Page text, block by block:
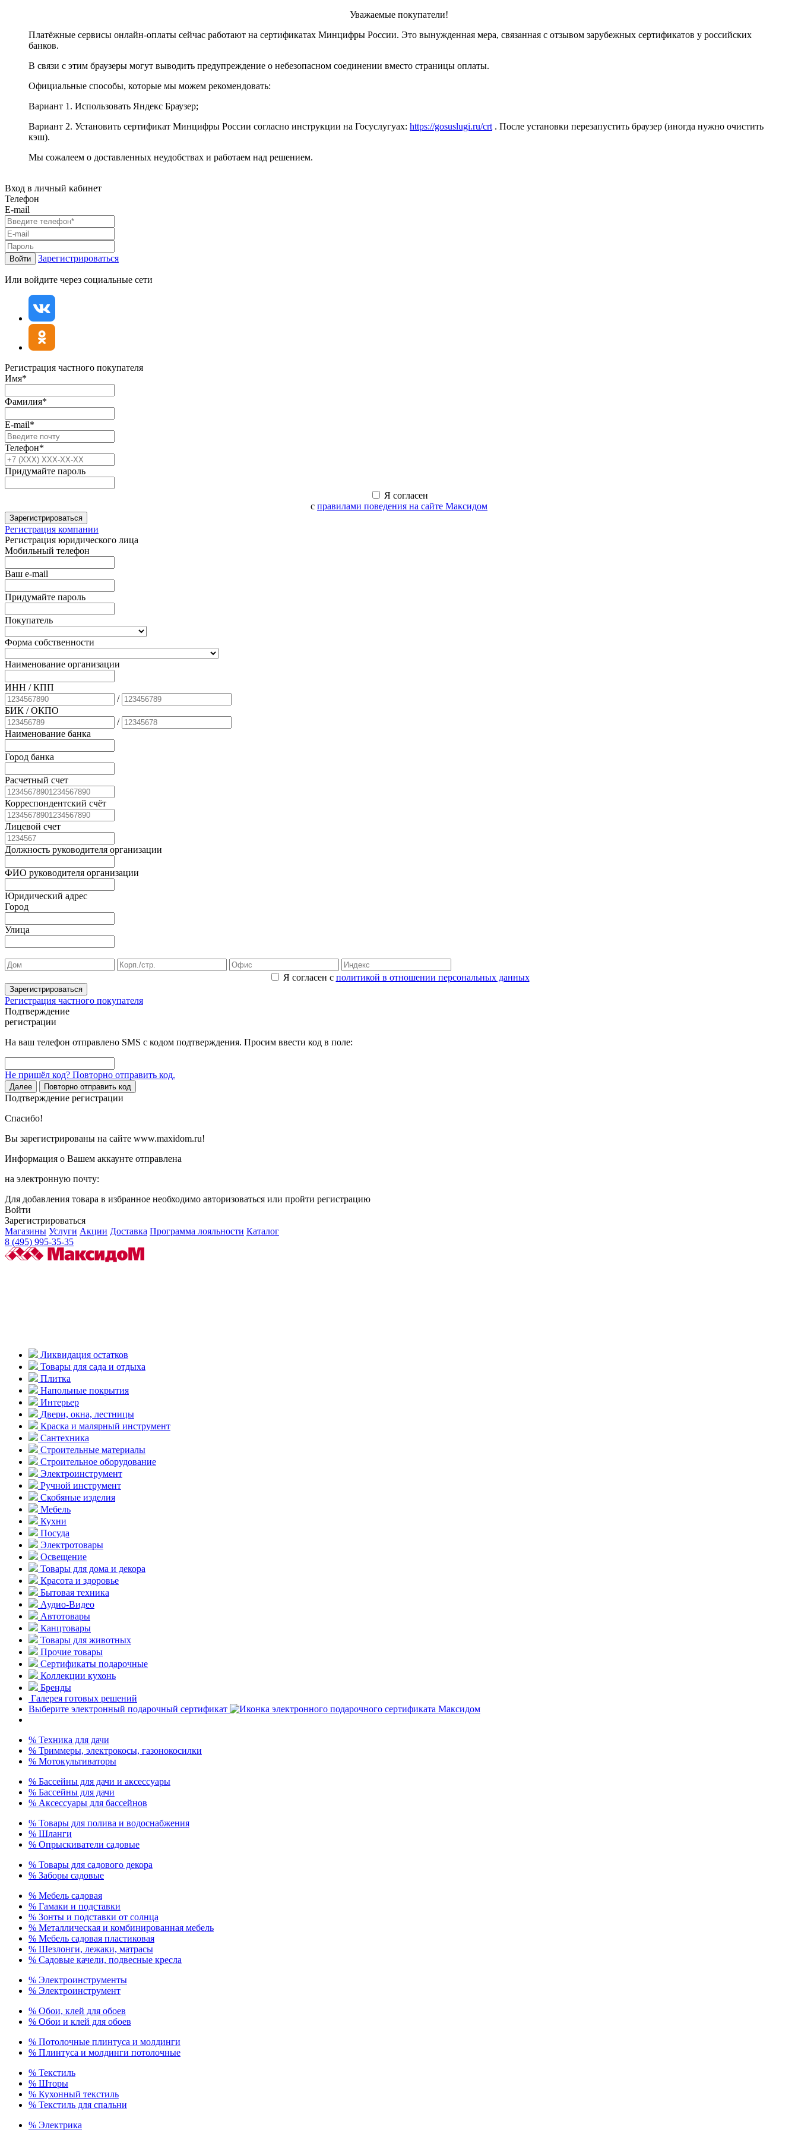
Уважаемые покупатели!
Платёжные сервисы онлайн-оплаты сейчас работают на сертификатах Минцифры России. Это вынужденная мера, связанная с отзывом зарубежных сертификатов у российских
банков.
В связи с этим браузеры могут выводить предупреждение о небезопасном соединении вместо страницы оплаты.
Официальные способы, которые мы можем рекомендовать:
Вариант 1. Использовать Яндекс Браузер;
Вариант 2. Установить сертификат Минцифры России согласно инструкции на Госуслугуах: https://gosuslugi.ru/crt . После установки перезапустить браузер (иногда нужно очистить
кэш).
Мы сожалеем о доставленных неудобствах и работаем над решением.
Вход в личный кабинет
Телефон
E-mail
Войти Зарегистрироваться
Или войдите через социальные сети
Регистрация частного покупателя
Имя*
Фамилия*
E-mail*
Телефон*
Придумайте пароль
Я согласен
с правилами поведения на сайте Максидом
Зарегистрироваться
Регистрация компании
Регистрация юридического лица
Мобильный телефон
Ваш e-mail
Придумайте пароль
Покупатель
Форма собственности
Наименование организации
ИНН / КПП
/
БИК / ОКПО
/
Наименование банка
Город банка
Расчетный счет
Корреспондентский счёт
Лицевой счет
Должность руководителя организации
ФИО руководителя организации
Юридический адрес
Город
Улица
Я согласен с политикой в отношении персональных данных
Зарегистрироваться
Регистрация частного покупателя
Подтверждение
регистрации
На ваш телефон отправлено SMS с кодом подтверждения. Просим ввести код в поле:
Не пришёл код? Повторно отправить код.
Далее Повторно отправить код
Подтверждение регистрации
Спасибо!
Вы зарегистрированы на сайте www.maxidom.ru!
Информация о Вашем аккаунте отправлена
на электронную почту:
Для добавления товара в избранное необходимо авторизоваться или пройти регистрацию
Войти
Зарегистрироваться
Магазины Услуги Акции Доставка Программа лояльности Каталог
8 (495) 995-35-35
Ликвидация остатков
Товары для сада и отдыха
Плитка
Напольные покрытия
Интерьер
Двери, окна, лестницы
Краска и малярный инструмент
Сантехника
Строительные материалы
Строительное оборудование
Электроинструмент
Ручной инструмент
Скобяные изделия
Мебель
Кухни
Посуда
Электротовары
Освещение
Товары для дома и декора
Красота и здоровье
Бытовая техника
Аудио-Видео
Автотовары
Канцтовары
Товары для животных
Прочие товары
Сертификаты подарочные
Коллекции кухонь
Бренды
Галерея готовых решений
Выберите электронный подарочный сертификат
% Техника для дачи
% Триммеры, электрокосы, газонокосилки
% Мотокультиваторы
% Бассейны для дачи и аксессуары
% Бассейны для дачи
% Аксессуары для бассейнов
% Товары для полива и водоснабжения
% Шланги
% Опрыскиватели садовые
% Товары для садового декора
% Заборы садовые
% Мебель садовая
% Гамаки и подставки
% Зонты и подставки от солнца
% Металлическая и комбинированная мебель
% Мебель садовая пластиковая
% Шезлонги, лежаки, матрасы
% Садовые качели, подвесные кресла
% Электроинструменты
% Электроинструмент
% Обои, клей для обоев
% Обои и клей для обоев
% Потолочные плинтуса и молдинги
% Плинтуса и молдинги потолочные
% Текстиль
% Шторы
% Кухонный текстиль
% Текстиль для спальни
% Электрика